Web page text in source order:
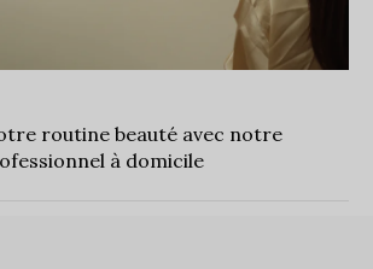
routine beauté avec notre
à domicile